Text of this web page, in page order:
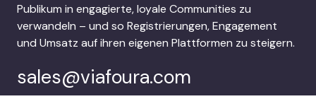
Publikum in engagierte, loyale Communities zu
verwandeln – und so Registrierungen, Engagement
und Umsatz auf ihren eigenen Plattformen zu steigern.
sales@viafoura.com